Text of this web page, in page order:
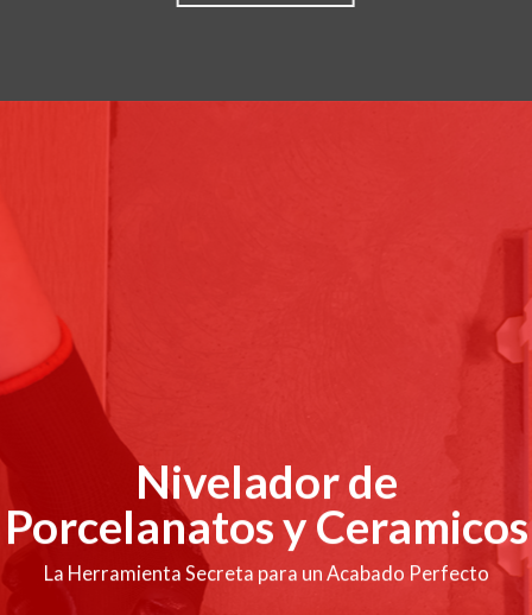
Nivelador de
Porcelanatos y Ceramicos
La Herramienta Secreta para un Acabado Perfecto